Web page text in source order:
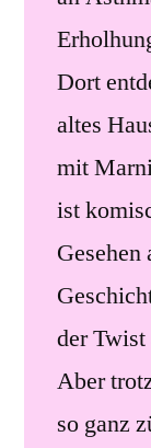
Dort
altes
mit
ist
der Twist
Aber
so ganz